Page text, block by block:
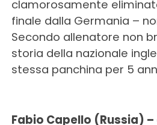
clamorosamente
finale dalla Germania –
Secondo allenatore non
storia della nazionale
stessa panchina per 5
Fabio Capello (Russia) –